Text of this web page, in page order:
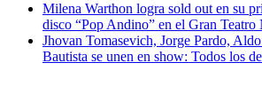
Milena Warthon logra sold out en su
disco “Pop Andino” en el Gran Teatro
Jhovan Tomasevich, Jorge Pardo,
Bautista se unen en show: Todos los